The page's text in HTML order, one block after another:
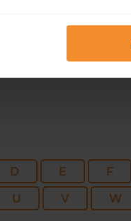
D E F
U V W